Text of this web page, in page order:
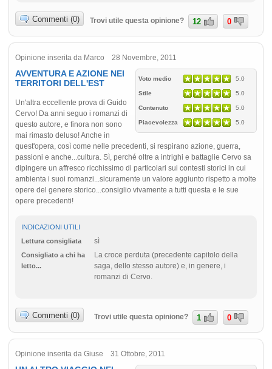
Commenti (0) Trovi utile questa opinione? 12 0
Opinione inserita da Marco 28 Novembre, 2011
Voto medio 5.0
Stile 5.0
Contenuto 5.0
Piacevolezza 5.0
AVVENTURA E AZIONE NEI
TERRITORI DELL'EST
Un'altra eccellente prova di Guido
Cervo! Da anni seguo i romanzi di
questo autore, e finora non sono
mai rimasto deluso! Anche in
quest'opera, così come nelle precedenti, si respirano azione, guerra,
passioni e anche...cultura. Sì, perché oltre a intrighi e battaglie Cervo sa
dipingere un affresco ricchissimo di particolari sui contesti storici in cui
ambienta i suoi romanzi...sicuramente un valore aggiunto rispetto a molte
opere del genere storico...consiglio vivamente a tutti questa e le sue
opere precedenti!
INDICAZIONI UTILI
Lettura consigliata
sì
Consigliato a chi ha
letto...
La croce perduta (precedente capitolo della
saga, dello stesso autore) e, in genere, i
romanzi di Cervo.
Commenti (0) Trovi utile questa opinione? 1 0
Opinione inserita da Giuse 31 Ottobre, 2011